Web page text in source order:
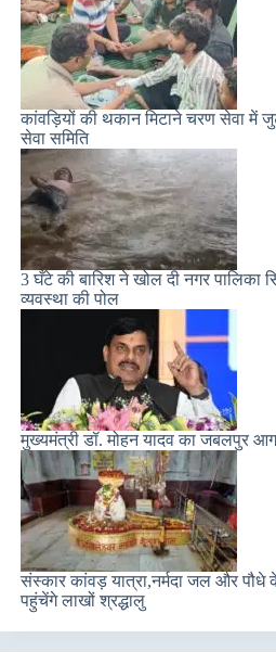
कांवड़ियों की थकान मिटाने चरण सेवा में
सेवा समिति
3 घँटे की बारिश ने खोल दी नगर पालिका
व्यवस्था की पोल
मुख्‍यमंत्री डॉ. मोहन यादव का जबलपुर
संस्कार कांवड़ यात्रा,नर्मदा जल और
पहुंचेंगे लाखों श्रद्धालु